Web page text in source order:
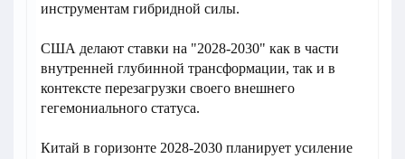
инструментам гибридной силы.
США делают ставки на "2028-2030" как в части
внутренней глубинной трансформации, так и в
контексте перезагрузки своего внешнего
гегемониального статуса.
Китай в горизонте 2028-2030 планирует усиление